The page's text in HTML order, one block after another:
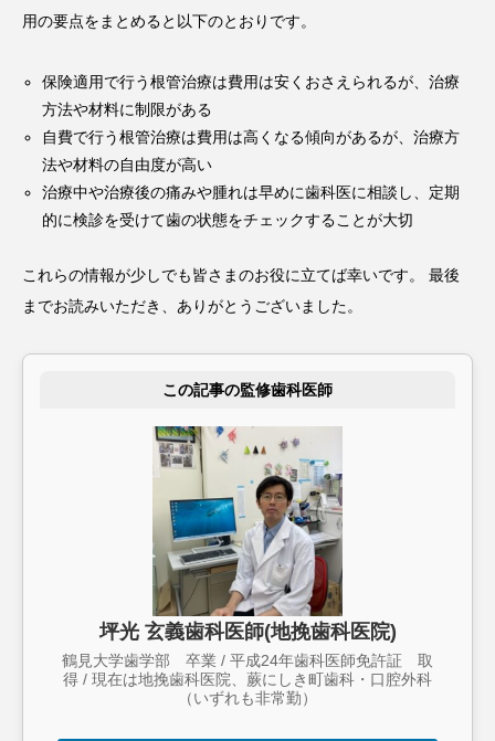
用の要点をまとめると以下のとおりです。
保険適用で行う根管治療は費用は安くおさえられるが、治療
方法や材料に制限がある
自費で行う根管治療は費用は高くなる傾向があるが、治療方
法や材料の自由度が高い
治療中や治療後の痛みや腫れは早めに歯科医に相談し、定期
的に検診を受けて歯の状態をチェックすることが大切
これらの情報が少しでも皆さまのお役に立てば幸いです。 最後
までお読みいただき、ありがとうございました。
この記事の監修歯科医師
坪光 玄義歯科医師(地挽歯科医院)
鶴見大学歯学部 卒業 / 平成24年歯科医師免許証 取
得 / 現在は地挽歯科医院、蕨にしき町歯科・口腔外科
（いずれも非常勤）